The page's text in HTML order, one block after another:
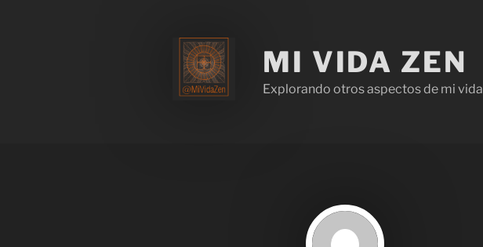
MI VIDA ZEN
Explorando otros aspectos de mi vida